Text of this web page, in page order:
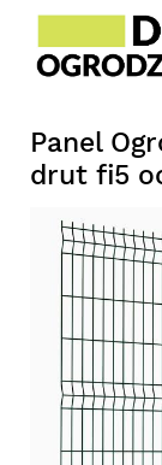
Panel
drut fi5